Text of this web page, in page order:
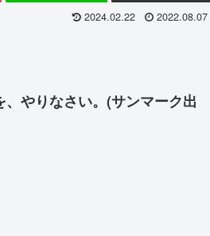
2024.02.22 2022.08.07
やりなさい。(サンマーク出